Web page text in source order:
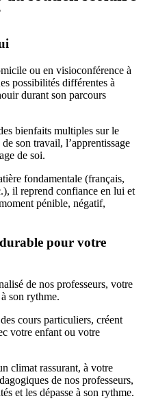
ou en visioconférence à
possibilités différentes à
durant son parcours
bienfaits multiples sur le
son travail, l’apprentissage
de soi.
fondamentale (français,
il reprend confiance en lui et
pénible, négatif,
pour votre
de nos professeurs, votre
son rythme.
cours particuliers, créent
votre enfant ou votre
climat rassurant, à votre
de nos professeurs,
et les dépasse à son rythme.